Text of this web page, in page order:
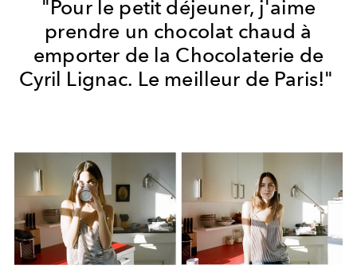
"Pour le petit déjeuner, j'aime
prendre un chocolat chaud à
emporter de la Chocolaterie de
Cyril Lignac. Le meilleur de Paris!"